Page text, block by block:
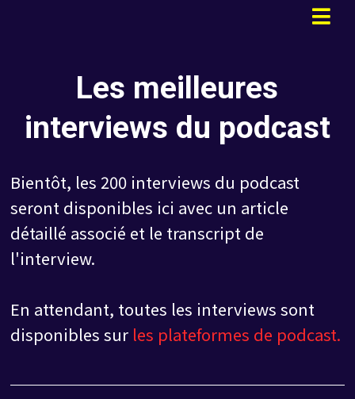
Les meilleures
interviews du podcast
Bientôt, les 200 interviews du podcast
seront disponibles ici avec un article
détaillé associé et le transcript de
l'interview.
En attendant, toutes les interviews sont
disponibles sur les plateformes de podcast.